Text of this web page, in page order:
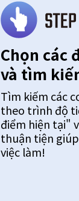
Chọn các
và tìm
Tìm kiếm các
theo trình độ
điểm hiện tại"
thuận tiện
việc làm!